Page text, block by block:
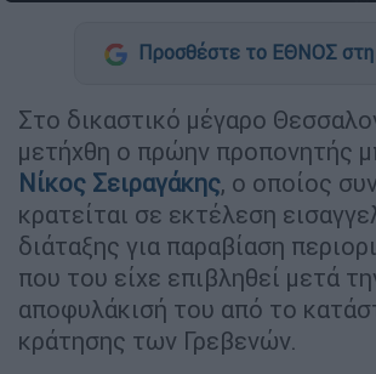
Προσθέστε το ΕΘΝΟΣ στη
Στο δικαστικό μέγαρο
μετήχθη ο πρώην προπονητής
Νίκος Σειραγάκης, ο οποίος
κρατείται σε εκτέλεση
διάταξης για παραβίαση
που του είχε επιβληθεί μετά
αποφυλάκισή του από το
κράτησης των Γρεβενών.